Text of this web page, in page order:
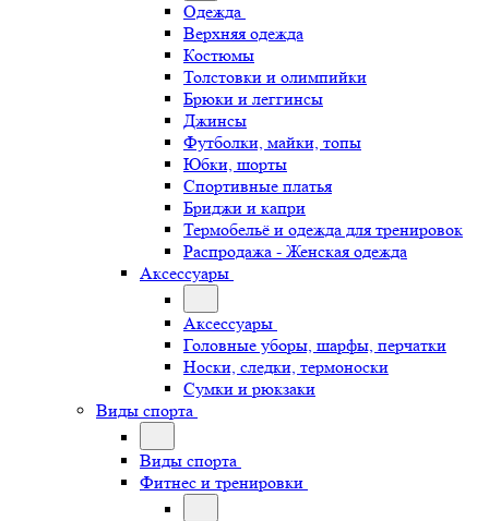
Одежда
Верхняя одежда
Костюмы
Толстовки и олимпийки
Брюки и леггинсы
Джинсы
Футболки, майки, топы
Юбки, шорты
Спортивные платья
Бриджи и капри
Термобельё и одежда для тренировок
Распродажа - Женская одежда
Аксессуары
Аксессуары
Головные уборы, шарфы, перчатки
Носки, следки, термоноски
Сумки и рюкзаки
Виды спорта
Виды спорта
Фитнес и тренировки